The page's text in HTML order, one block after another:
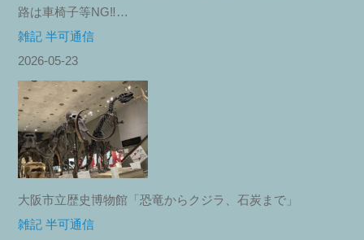
路は車椅子等NG‼︎…
雑記 半可通信
2026-05-23
大阪市立歴史博物館「恐竜からクジラ、石炭まで」
雑記 半可通信